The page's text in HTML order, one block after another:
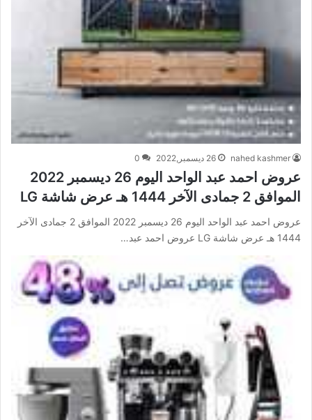
nahed kashmer 26 ديسمبر,2022 0
عروض احمد عبد الواحد اليوم 26 ديسمبر 2022
الموافق 2 جمادى الآخر 1444 هـ عرض شاشة LG
عروض احمد عبد الواحد اليوم 26 ديسمبر 2022 الموافق 2 جمادى الآخر
1444 هـ عرض شاشة LG عروض احمد عبد…